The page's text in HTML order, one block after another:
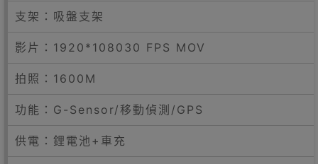
支架：吸盤支架
影片：1920*108030 FPS MOV
拍照：1600M
功能：G-Sensor/移動偵測/GPS
供電：鋰電池+車充